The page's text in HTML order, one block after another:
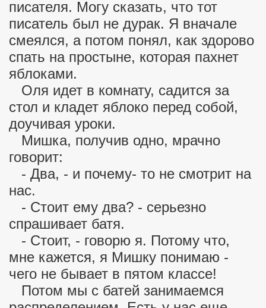
писателя. Могу сказать, что тот
писатель был не дурак. Я вначале
смеялся, а потом понял, как здорово
спать на простыне, которая пахнет
яблоками.
Оля идет в комнату, садится за
стол и кладет яблоко перед собой,
доучивая уроки.
Мишка, получив одно, мрачно
говорит:
- Два, - и почему- то не смотрит на
нас.
- Стоит ему два? - серьезно
спрашивает батя.
- Стоит, - говорю я. Потому что,
мне кажется, я Мишку понимаю -
чего не бывает в пятом классе!
Потом мы с батей занимаемся